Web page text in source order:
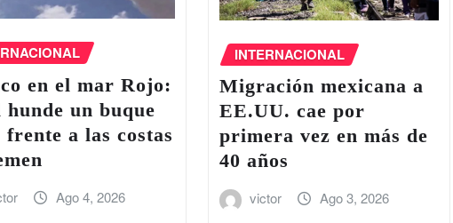
en el ‌mar Rojo:
un buque
a las costas
Ago 4, 2026
INTERNACIONAL
Migración mexicana a
EE.UU. cae por
primera vez en más de
40 años
victor Ago 3, 2026